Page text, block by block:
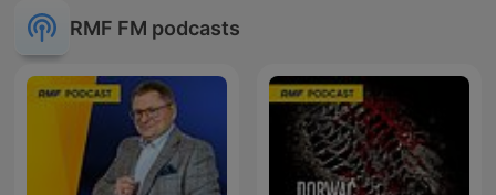
RMF FM podcasts